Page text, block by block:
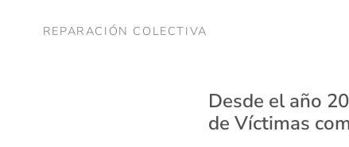
REPARACIÓN COLECTIVA
Desde el año
de Víctimas